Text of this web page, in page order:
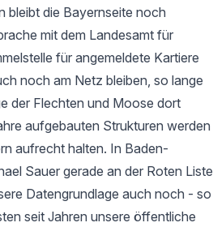
bleibt die Bayernseite noch
mit dem Landesamt für
für angemeldete Kartiere
noch am Netz bleiben, so lange
der Flechten und Moose dort
aufgebauten Strukturen werden
aufrecht halten. In Baden-
Sauer gerade an der Roten Liste
Datengrundlage auch noch - so
seit Jahren unsere öffentliche